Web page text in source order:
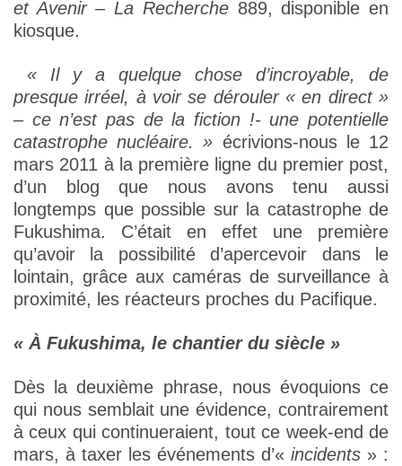
et Avenir – La Recherche889, disponible en
kiosque.
« Il y a quelque chose d’incroyable, de
presque irréel, à voir se dérouler « en direct »
– ce n’est pas de la fiction !- une potentielle
catastrophe nucléaire. » écrivions-nous le 12
mars 2011 à la première ligne du premier post,
d’un blog que nous avons tenu aussi
longtemps que possible sur la catastrophe de
Fukushima. C’était en effet une première
qu’avoir la possibilité d’apercevoir dans le
lointain, grâce aux caméras de surveillance à
proximité, les réacteurs proches du Pacifique.
« À Fukushima, le chantier du siècle »
Dès la deuxième phrase, nous évoquions ce
qui nous semblait une évidence, contrairement
à ceux qui continueraient, tout ce week-end de
mars, à taxer les événements d’« incidents » :